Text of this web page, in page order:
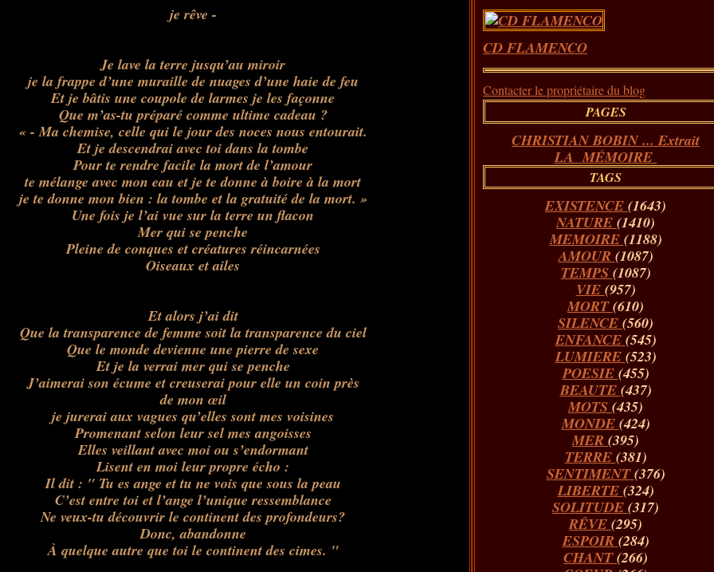
je rêve -
Je lave la terre jusqu’au miroir
je la frappe d’une muraille de nuages d’une haie de feu
Et je bâtis une coupole de larmes je les façonne
Que m’as-tu préparé comme ultime cadeau ?
« - Ma chemise, celle qui le jour des noces nous entourait.
Et je descendrai avec toi dans la tombe
Pour te rendre facile la mort de l’amour
te mélange avec mon eau et je te donne à boire à la mort
je te donne mon bien : la tombe et la gratuité de la mort. »
Une fois je l’ai vue sur la terre un flacon
Mer qui se penche
Pleine de conques et créatures réincarnées
Oiseaux et ailes
Et alors j’ai dit
Que la transparence de femme soit la transparence du ciel
Que le monde devienne une pierre de sexe
Et je la verrai mer qui se penche
J’aimerai son écume et creuserai pour elle un coin près
de mon œil
je jurerai aux vagues qu’elles sont mes voisines
Promenant selon leur sel mes angoisses
Elles veillant avec moi ou s’endormant
Lisent en moi leur propre écho :
Il dit : " Tu es ange et tu ne vois que sous la peau
C’est entre toi et l’ange l’unique ressemblance
Ne veux-tu découvrir le continent des profondeurs?
Donc, abandonne
À quelque autre que toi le continent des cimes. "
CD FLAMENCO
Contacter le propriétaire du blog
PAGES
CHRISTIAN BOBIN ... Extrait
LA MÉMOIRE
TAGS
EXISTENCE (1643)
NATURE (1410)
MEMOIRE (1188)
AMOUR (1087)
TEMPS (1087)
VIE (957)
MORT(610)
SILENCE (560)
ENFANCE (545)
LUMIERE (523)
POESIE (455)
BEAUTE (437)
MOTS (435)
MONDE (424)
MER (395)
TERRE (381)
SENTIMENT(376)
LIBERTE (324)
SOLITUDE (317)
RÊVE (295)
ESPOIR (284)
CHANT(266)